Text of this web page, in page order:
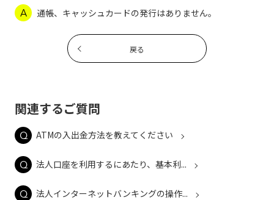
通帳、キャッシュカードの発行はありません。
戻る
関連するご質問
ATMの入出金方法を教えてください
法人口座を利用するにあたり、基本利...
法人インターネットバンキングの操作...